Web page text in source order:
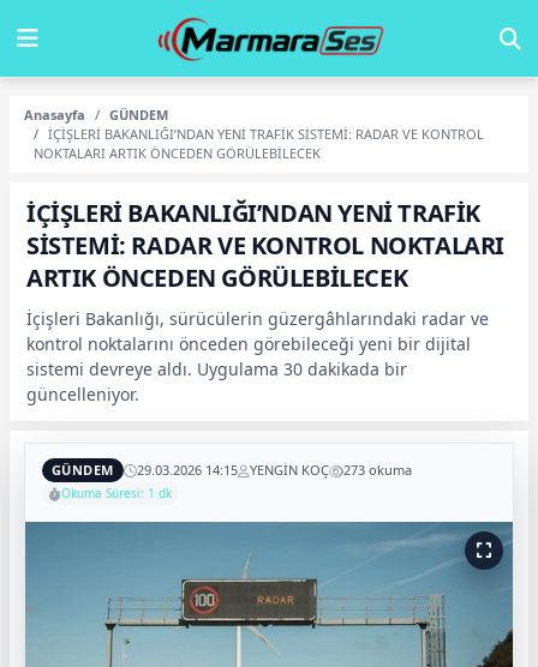
Anasayfa
GÜNDEM
İÇİŞLERİ BAKANLIĞI’NDAN YENİ TRAFİK SİSTEMİ: RADAR VE KONTROL
NOKTALARI ARTIK ÖNCEDEN GÖRÜLEBİLECEK
İÇİŞLERİ BAKANLIĞI’NDAN YENİ TRAFİK
SİSTEMİ: RADAR VE KONTROL NOKTALARI
ARTIK ÖNCEDEN GÖRÜLEBİLECEK
İçişleri Bakanlığı, sürücülerin güzergâhlarındaki radar ve
kontrol noktalarını önceden görebileceği yeni bir dijital
sistemi devreye aldı. Uygulama 30 dakikada bir
güncelleniyor.
GÜNDEM 29.03.2026 14:15 YENGİN KOÇ 273 okuma
Okuma Süresi: 1 dk